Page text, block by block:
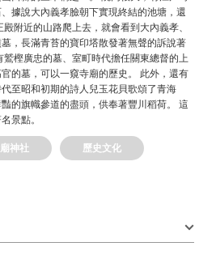
據說大內義孝臉朝下實現終結的池塘，還
附近的山路爬上去，就會看到大內義孝、
，長滿青苔的寶印塔散發著無聲的訴說著
樫廣忠的墓、室町時代擔任關東總督的上
的墓，可以一窺寺廟的歷史。 此外，還有
至昭和初期的詩人兒玉花貝歌頌了青海
的旗幟參道的盡頭，供奉著豐川稻荷。 這
景點。
神社 歷史文化